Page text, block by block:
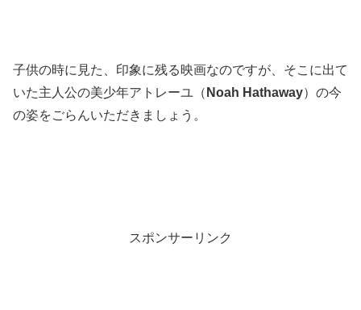
子供の時に見た、印象に残る映画なのですが、そこに出て
いた主人公の美少年アトレーユ（ Noah Hathaway）の今
の姿をごらんいただきましょう。
スポンサーリンク